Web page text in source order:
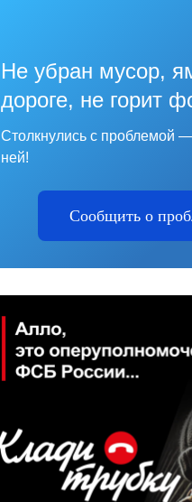
Не убран мусор,
дороге, не горит
Столкнулись с проблемой
ней!
Сообщить о